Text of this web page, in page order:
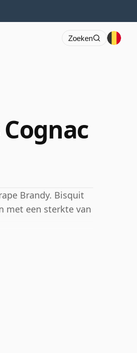
Zoeken
Brandy. Bisquit
met een sterkte van